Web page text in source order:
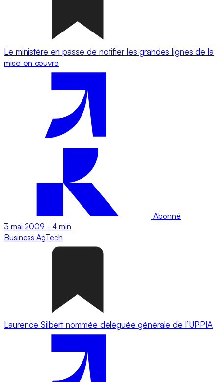
Le ministère en passe de notifier les grandes lignes de la
mise en œuvre
Abonné
3 mai 2009 - 4 min
Business AgTech
Laurence Silbert nommée déléguée générale de l’UPPIA